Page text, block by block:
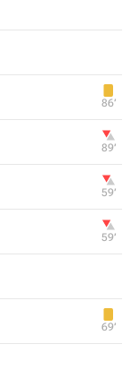
86‎’‎
89‎’‎
59‎’‎
59‎’‎
69‎’‎